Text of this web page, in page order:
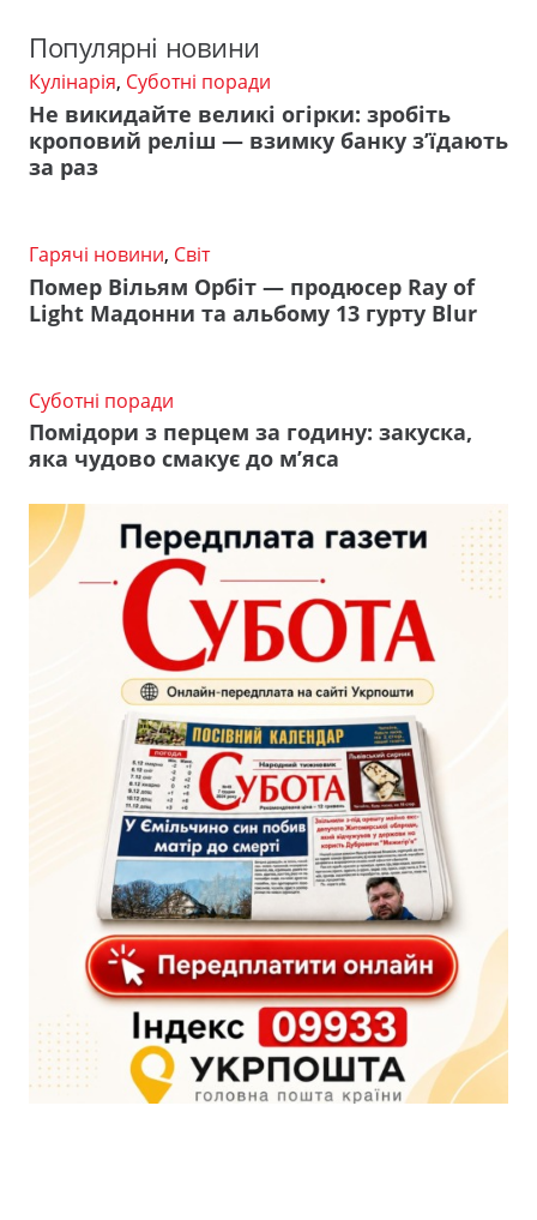
Популярні новини
Кулінарія, Суботні поради
Не викидайте великі огірки: зробіть
кроповий реліш — взимку банку з’їдають
за раз
Гарячі новини, Світ
Помер Вільям Орбіт — продюсер Ray of
Light Мадонни та альбому 13 гурту Blur
Суботні поради
Помідори з перцем за годину: закуска,
яка чудово смакує до м’яса